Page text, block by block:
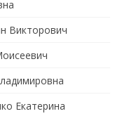
Викторович
Екатерина